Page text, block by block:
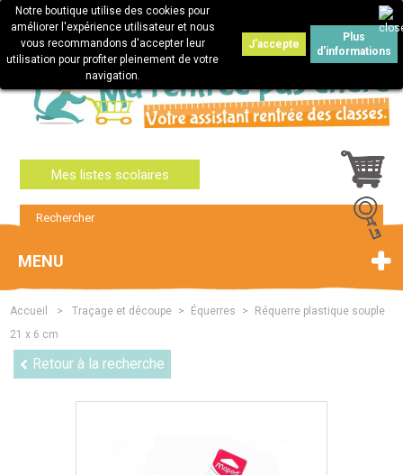
Connexion
Mes listes scolaires
Notre boutique utilise des cookies pour
améliorer l'expérience utilisateur et nous
vous recommandons d'accepter leur
utilisation pour profiter pleinement de votre
navigation.
J'accepte
Plus
d'informations
MENU
Accueil > Traçage et découpe > Équerres >
Réquerre plastique souple
21 x 6 cm
Retour à la recherche